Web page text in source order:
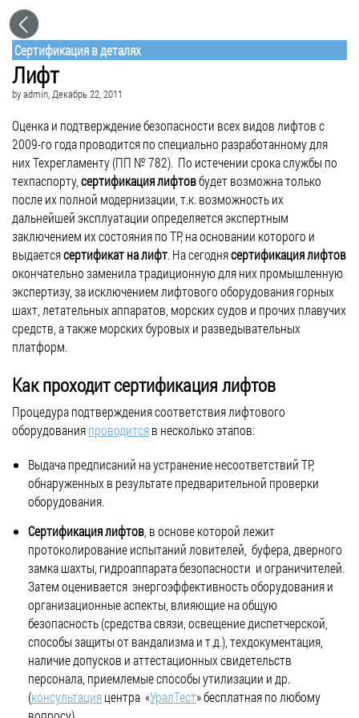
Сертификация в деталях
Лифт
byadmin, Декабрь 22, 2011
Оценка и подтверждение безопасности всех видов лифтов с
2009-го года проводится по специально разработанному для
них Техрегламенту (ПП № 782). По истечении срока службы по
техпаспорту, сертификация лифтовбудет возможна только
после их полной модернизации, т.к. возможность их
дальнейшей эксплуатации определяется экспертным
заключением их состояния по ТР, на основании которого и
выдаетсясертификат на лифт. На сегоднясертификация лифтов
окончательно заменила традиционную для них промышленную
экспертизу, за исключением лифтового оборудования горных
шахт, летательных аппаратов, морских судов и прочих плавучих
средств, а также морских буровых и разведывательных
платформ.
Как проходит сертификация лифтов
Процедура подтверждения соответствия лифтового
оборудованияпроводитсяв несколько этапов:
Выдача предписаний на устранение несоответствий ТР,
обнаруженных в результате предварительной проверки
оборудования.
Сертификация лифтов , в основе которой лежит
протоколирование испытаний ловителей, буфера, дверного
замка шахты, гидроаппарата безопасности и ограничителей.
Затем оценивается энергоэффективность оборудования и
организационные аспекты, влияющие на общую
безопасность (средства связи, освещение диспетчерской,
способы защиты от вандализма и т.д.), техдокументация,
наличие допусков и аттестационных свидетельств
персонала, приемлемые способы утилизации и др.
(консультацияцентра «УралТест» бесплатная по любому